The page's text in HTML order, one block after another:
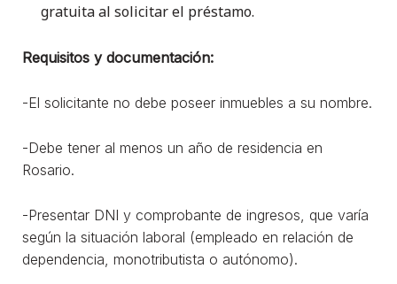
gratuita al solicitar el préstamo.
Requisitos y documentación:
-El solicitante no debe poseer inmuebles a su nombre.
-Debe tener al menos un año de residencia en
Rosario.
-Presentar DNI y comprobante de ingresos, que varía
según la situación laboral (empleado en relación de
dependencia, monotributista o autónomo).